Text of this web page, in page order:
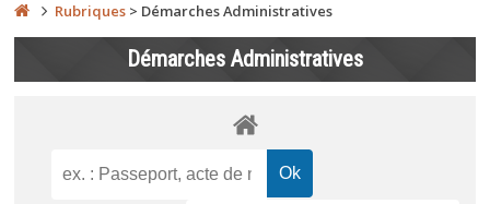
Rubriques > Démarches Administratives
Démarches Administratives